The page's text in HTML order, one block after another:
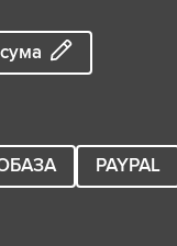
PAYPAL